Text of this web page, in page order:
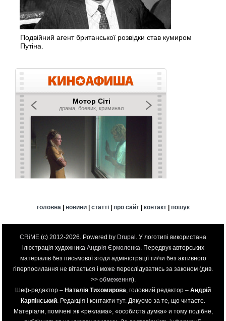
Подвійний агент британської розвідки став кумиром
Путіна.
головна| новини| статті| про сайт| контакт| пошук
CRiME (c) 2012-2026. Powered by Drupal . У логотипі використана
ілюстрація художника Андрія Єрмоленка. Передрук авторських
матеріалів без письмової згоди адміністрації ти/чи без активного
гіперпосилання не вітається і може переслідуватись за законом (див.
>> обмеження).
Шеф-редактор – Наталія Тихомирова, головний редактор – Андрій
Карпінський. Редакція і контакти тут. Дякуємо за те, що читаєте.
Матеріали, помічені як «реклама», «особиста думка» и тому подібне,